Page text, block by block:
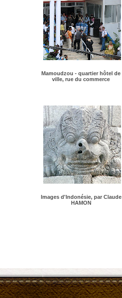
Mamoudzou - quartier hôtel de
ville, rue du commerce
Images d'Indonésie, par Claude
HAMON